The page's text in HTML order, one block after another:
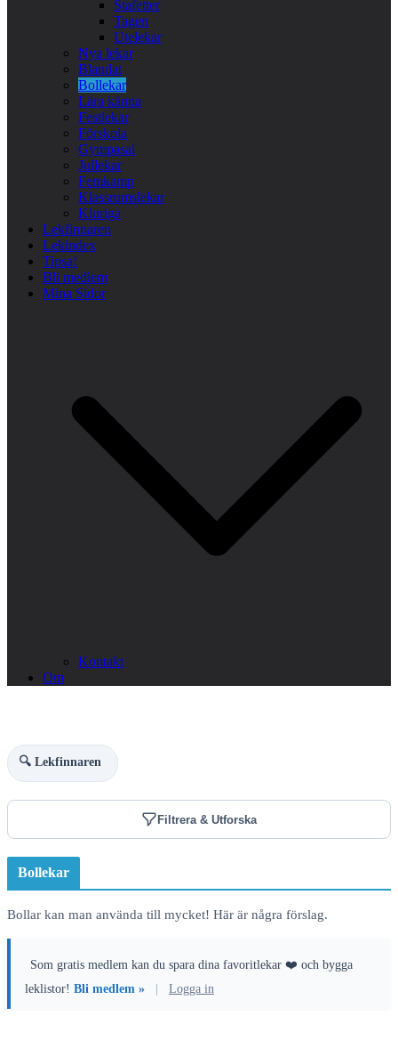
Stafetter
Tagen
Utelekar
Nya lekar
Blandat
Bollekar
Lära känna
Festlekar
Förskola
Gympasal
Jullekar
Femkamp
Klassrumslekar
Kluriga
Lekfinnaren
Lekindex
Tipsa!
Bli medlem
Mina Sidor
Kontakt
Om
🔍 Lekfinnaren
Filtrera & Utforska
Bollekar
Bollar kan man använda till mycket! Här är några förslag.
Som gratis medlem kan du spara dina favoritlekar ❤️ och bygga
leklistor! Bli medlem » Logga in